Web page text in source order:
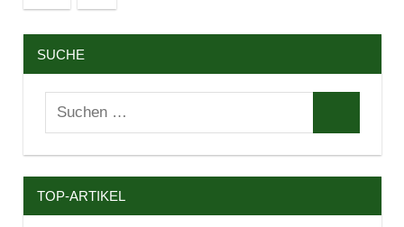
BeiträgeBeiträge
SUCHE
Suchen
TOP-ARTIKEL